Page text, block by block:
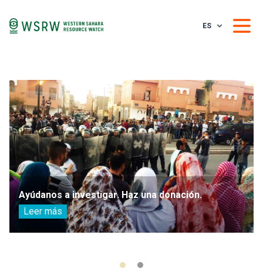
ES
Ayúdanos a investigar. Haz una donación.
Leer más